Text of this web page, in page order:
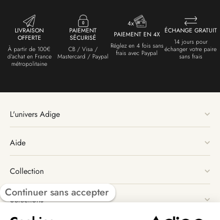
LIVRAISON
OFFERTE
À partir de 100€
d'achat en France
métropolitaine
PAIEMENT
SÉCURISÉ
CB / Visa /
Mastercard / Paypal
PAIEMENT EN 4X
Réglez en 4 fois sans
frais avec Paypal
ÉCHANGE GRATUIT
14 jours pour
échanger votre paire
sans frais
L'univers Adige
Aide
Collection
Sélections
Continuer sans accepter